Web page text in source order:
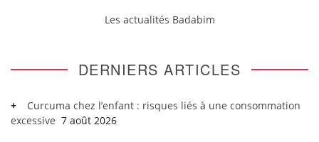
Les actualités Badabim
DERNIERS ARTICLES
Curcuma chez l’enfant : risques liés à une consommation
excessive 7 août 2026